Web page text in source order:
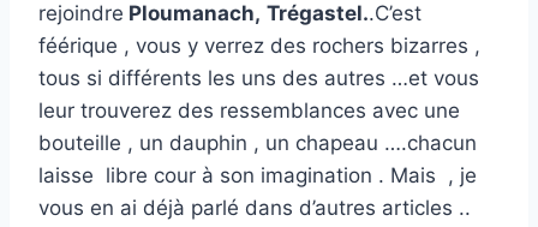
rejoindre Ploumanach, Trégastel..C’est
féérique , vous y verrez des rochers bizarres ,
tous si différents les uns des autres …et vous
leur trouverez des ressemblances avec une
bouteille , un dauphin , un chapeau ….chacun
laisse libre cour à son imagination . Mais , je
vous en ai déjà parlé dans d’autres articles ..